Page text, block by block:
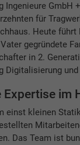
Ingenieure GmbH
für
Heute führt
gegründete
in 2.
Digitalisierung
Expertise im
einst kleinen
Das Team ist